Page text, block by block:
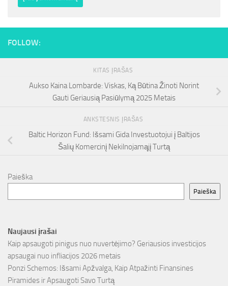
FOLLOW:
KITAS ĮRAŠAS
Aukso Kaina Lombarde: Viskas, Ką Būtina Žinoti Norint
Gauti Geriausią Pasiūlymą 2025 Metais
ANKSTESNIS ĮRAŠAS
Baltic Horizon Fund: Išsami Gida Investuotojui į Baltijos
Šalių Komercinį Nekilnojamąjį Turtą
Paieška
Paieška
Naujausi įrašai
Kaip apsaugoti pinigus nuo nuvertėjimo? Geriausios investicijos
apsaugai nuo infliacijos 2026 metais
Ponzi Schemos: Išsami Apžvalga, Kaip Atpažinti Finansines
Piramides ir Apsaugoti Savo Turtą